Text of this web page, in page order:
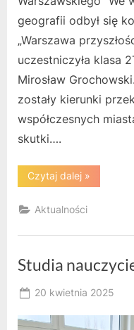
geografii odbył się
„Warszawa
uczestniczyła klasa
Mirosław
zostały kierunki
współczesnych
skutki….
Czytaj dalej“Warszawa
przyszłości”
»
Aktualności
Studia
Posted
20 kwietnia 2025